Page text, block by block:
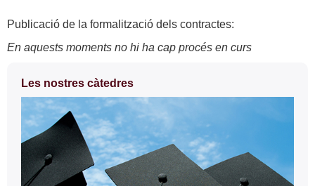
Publicació de la formalització dels contractes:
En aquests moments no hi ha cap procés en curs
complementària
Les nostres càtedres